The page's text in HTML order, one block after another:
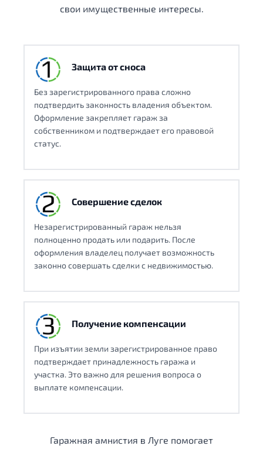
свои имущественные интересы.
Защита от сноса
Без зарегистрированного права сложно
подтвердить законность владения объектом.
Оформление закрепляет гараж за
собственником и подтверждает его правовой
статус.
Совершение сделок
Незарегистрированный гараж нельзя
полноценно продать или подарить. После
оформления владелец получает возможность
законно совершать сделки с недвижимостью.
Получение компенсации
При изъятии земли зарегистрированное право
подтверждает принадлежность гаража и
участка. Это важно для решения вопроса о
выплате компенсации.
Гаражная амнистия в Луге помогает